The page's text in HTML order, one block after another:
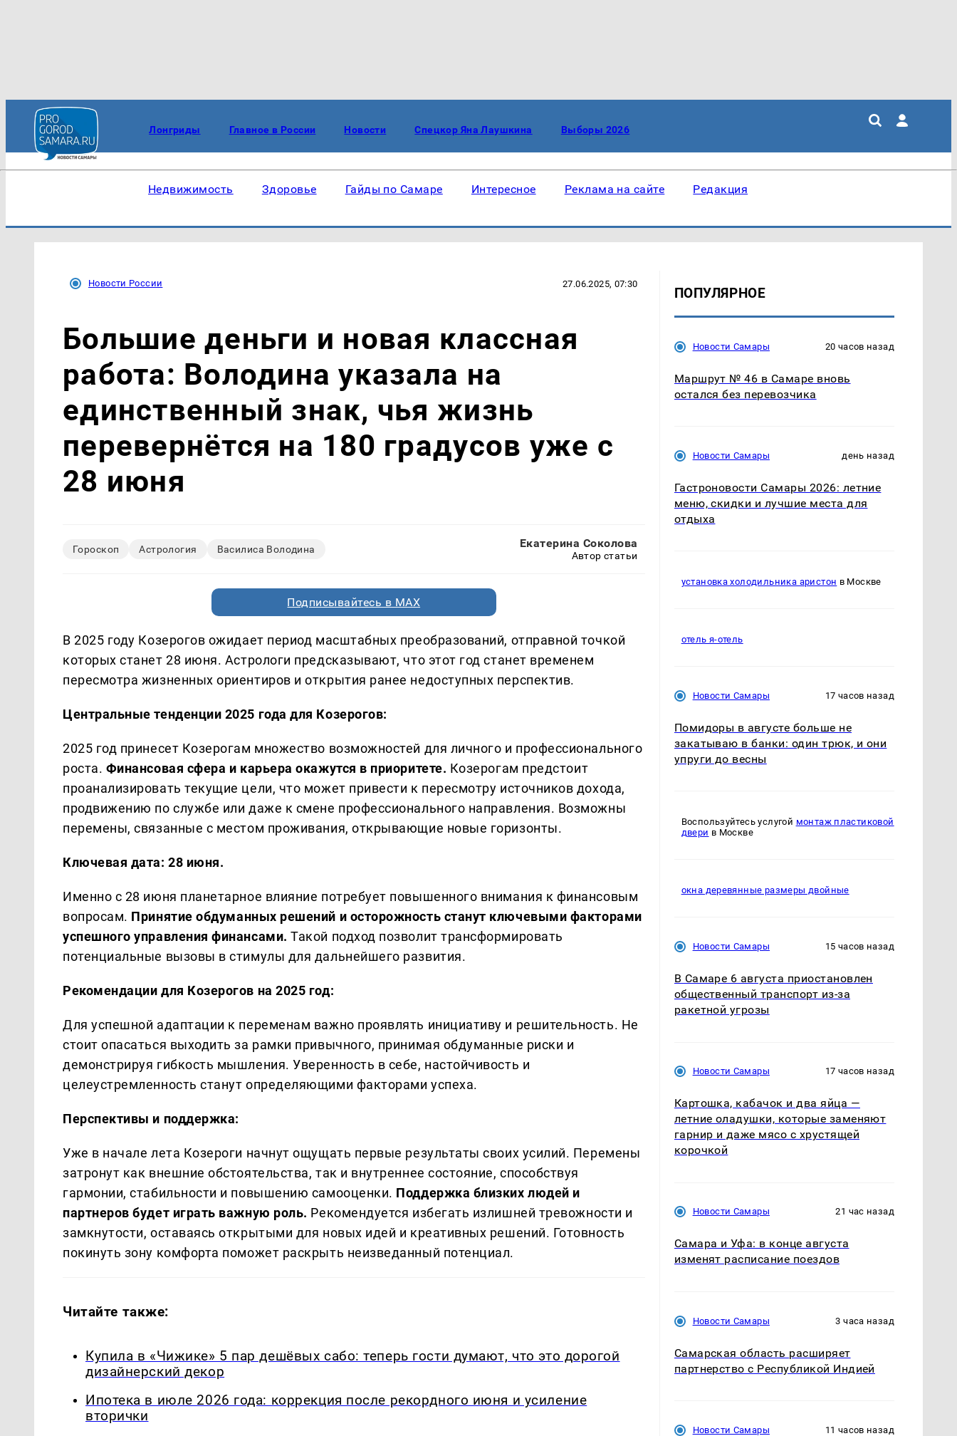
Лонгриды Главное в России Новости Спецкор Яна Лаушкина Выборы 2026
Недвижимость Здоровье Гайды по Самаре Интересное Реклама на сайте Редакция
Новости России 27.06.2025, 07:30
Большие деньги и новая классная
работа: Володина указала на
единственный знак, чья жизнь
перевернётся на 180 градусов уже с
28 июня
Гороскоп Астрология Василиса Володина Екатерина Соколова
Автор статьи
Подписывайтесь в MAX
В 2025 году Козерогов ожидает период масштабных преобразований, отправной точкой
которых станет 28 июня. Астрологи предсказывают, что этот год станет временем
пересмотра жизненных ориентиров и открытия ранее недоступных перспектив.
Центральные тенденции 2025 года для Козерогов:
2025 год принесет Козерогам множество возможностей для личного и профессионального
роста. Финансовая сфера и карьера окажутся в приоритете. Козерогам предстоит
проанализировать текущие цели, что может привести к пересмотру источников дохода,
продвижению по службе или даже к смене профессионального направления. Возможны
перемены, связанные с местом проживания, открывающие новые горизонты.
Ключевая дата: 28 июня.
Именно с 28 июня планетарное влияние потребует повышенного внимания к финансовым
вопросам. Принятие обдуманных решений и осторожность станут ключевыми факторами
успешного управления финансами. Такой подход позволит трансформировать
потенциальные вызовы в стимулы для дальнейшего развития.
Рекомендации для Козерогов на 2025 год:
Для успешной адаптации к переменам важно проявлять инициативу и решительность. Не
стоит опасаться выходить за рамки привычного, принимая обдуманные риски и
демонстрируя гибкость мышления. Уверенность в себе, настойчивость и
целеустремленность станут определяющими факторами успеха.
Перспективы и поддержка:
Уже в начале лета Козероги начнут ощущать первые результаты своих усилий. Перемены
затронут как внешние обстоятельства, так и внутреннее состояние, способствуя
гармонии, стабильности и повышению самооценки. Поддержка близких людей и
партнеров будет играть важную роль. Рекомендуется избегать излишней тревожности и
замкнутости, оставаясь открытыми для новых идей и креативных решений. Готовность
покинуть зону комфорта поможет раскрыть неизведанный потенциал.
Читайте также:
Купила в «Чижике» 5 пар дешёвых сабо: теперь гости думают, что это дорогой
дизайнерский декор
Ипотека в июле 2026 года: коррекция после рекордного июня и усиление
вторички
ПОПУЛЯРНОЕ
Новости Самары 20 часов назад
Маршрут № 46 в Самаре вновь
остался без перевозчика
Новости Самары день назад
Гастроновости Самары 2026: летние
меню, скидки и лучшие места для
отдыха
установка холодильника аристон в Москве
отель я-отель
Новости Самары 17 часов назад
Помидоры в августе больше не
закатываю в банки: один трюк, и они
упруги до весны
Воспользуйтесь услугой монтаж пластиковой
двери в Москве
окна деревянные размеры двойные
Новости Самары 15 часов назад
В Самаре 6 августа приостановлен
общественный транспорт из-за
ракетной угрозы
Новости Самары 17 часов назад
Картошка, кабачок и два яйца —
летние оладушки, которые заменяют
гарнир и даже мясо с хрустящей
корочкой
Новости Самары 21 час назад
Самара и Уфа: в конце августа
изменят расписание поездов
Новости Самары 3 часа назад
Самарская область расширяет
партнерство с Республикой Индией
Новости Самары 11 часов назад